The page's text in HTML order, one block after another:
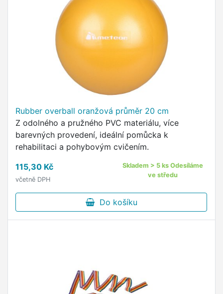
Rubber overball oranžová průměr 20 cm
Z odolného a pružného PVC materiálu, více
barevných provedení, ideální pomůcka k
rehabilitaci a pohybovým cvičením.
115,30 Kč
včetně DPH
Skladem > 5 ks Odesíláme
ve středu
Do košíku